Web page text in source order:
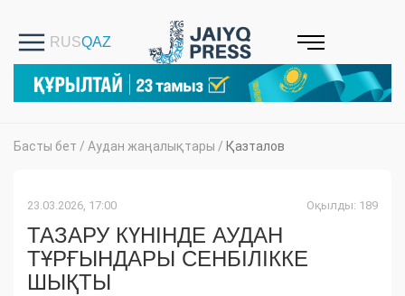
Басты бет / Аудан жаңалықтары / Қазталов
23.03.2026, 17:00 Оқылды: 189
ТАЗАРУ КҮНІНДЕ АУДАН
ТҰРҒЫНДАРЫ СЕНБІЛІККЕ
ШЫҚТЫ